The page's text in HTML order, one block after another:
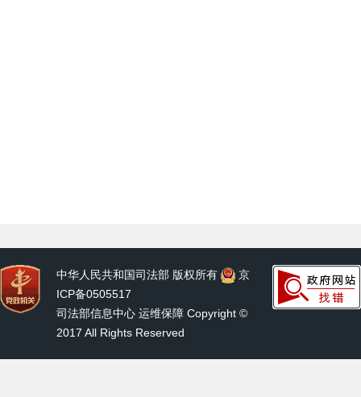
中华人民共和国司法部 版权所有
京
ICP备0505517
司法部信息中心 运维保障 Copyright ©
2017 All Rights Reserved